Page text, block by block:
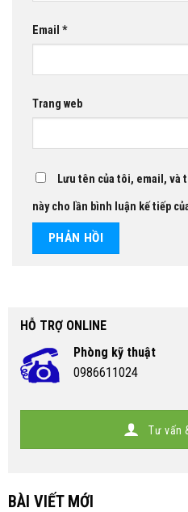
Email *
Trang web
Lưu tên của tôi, email, và
này cho lần bình luận kế tiếp
HỖ TRỢ ONLINE
Phòng kỹ thuật
0986611024
Tư vấn
BÀI VIẾT MỚI